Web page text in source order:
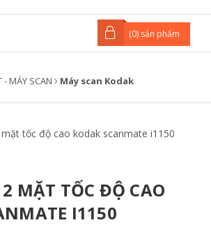
(0) sản phẩm
- MÁY SCAN Máy scan Kodak
MẶT TỐC ĐỘ CAO
I1150